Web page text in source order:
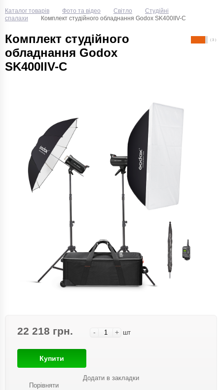
Каталог товарів Фото та відео Світло
Студійні
спалахи
Комплект студійного обладнання Godox SK400IIV-C
Комплект студійного
обладнання Godox
SK400IIV-C
( 3 )
22 218 грн. - + шт
Купити
Порівняти
Додати в закладки